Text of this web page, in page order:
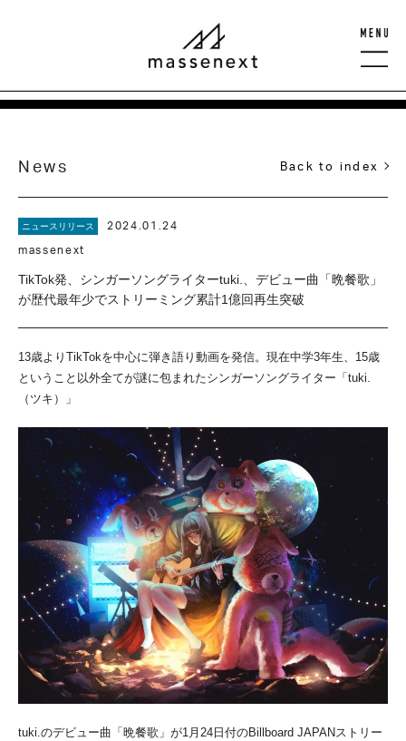
News Back to index
ニュースリリース
2024.01.24
massenext
TikTok発、シンガーソングライターtuki.、デビュー曲「晩餐歌」
が歴代最年少でストリーミング累計1億回再生突破
13歳よりTikTokを中心に弾き語り動画を発信。現在中学3年生、15歳
ということ以外全てが謎に包まれたシンガーソングライター「tuki.
（ツキ）」
tuki.のデビュー曲「晩餐歌」が1月24日付のBillboard JAPANストリー